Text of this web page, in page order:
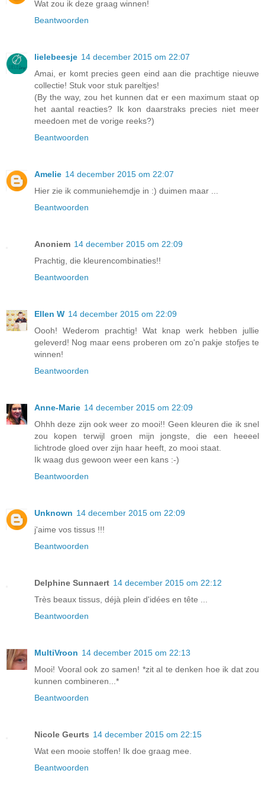
Wat zou ik deze graag winnen!
Beantwoorden
lielebeesje 14 december 2015 om 22:07
Amai, er komt precies geen eind aan die prachtige nieuwe
collectie! Stuk voor stuk pareltjes!
(By the way, zou het kunnen dat er een maximum staat op
het aantal reacties? Ik kon daarstraks precies niet meer
meedoen met de vorige reeks?)
Beantwoorden
Amelie 14 december 2015 om 22:07
Hier zie ik communiehemdje in :) duimen maar ...
Beantwoorden
Anoniem 14 december 2015 om 22:09
Prachtig, die kleurencombinaties!!
Beantwoorden
Ellen W 14 december 2015 om 22:09
Oooh! Wederom prachtig! Wat knap werk hebben jullie
geleverd! Nog maar eens proberen om zo'n pakje stofjes te
winnen!
Beantwoorden
Anne-Marie 14 december 2015 om 22:09
Ohhh deze zijn ook weer zo mooi!! Geen kleuren die ik snel
zou kopen terwijl groen mijn jongste, die een heeeel
lichtrode gloed over zijn haar heeft, zo mooi staat.
Ik waag dus gewoon weer een kans :-)
Beantwoorden
Unknown 14 december 2015 om 22:09
j'aime vos tissus !!!
Beantwoorden
Delphine Sunnaert 14 december 2015 om 22:12
Très beaux tissus, déjà plein d'idées en tête ...
Beantwoorden
MultiVroon 14 december 2015 om 22:13
Mooi! Vooral ook zo samen! *zit al te denken hoe ik dat zou
kunnen combineren...*
Beantwoorden
Nicole Geurts 14 december 2015 om 22:15
Wat een mooie stoffen! Ik doe graag mee.
Beantwoorden